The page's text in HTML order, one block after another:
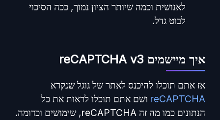
לאנושית וכמה שיותר הציון נמוך, ככה הסיכוי
לבוט גדל.
איך מיישמים reCAPTCHA v3
אז אתם תוכלו להיכנס לאתר של גוגל שנקרא
reCAPTCHA ושם אתם תוכלו לראות את כל
הנתונים כמו מה זה reCAPTCHA, שימושים וכדומה.